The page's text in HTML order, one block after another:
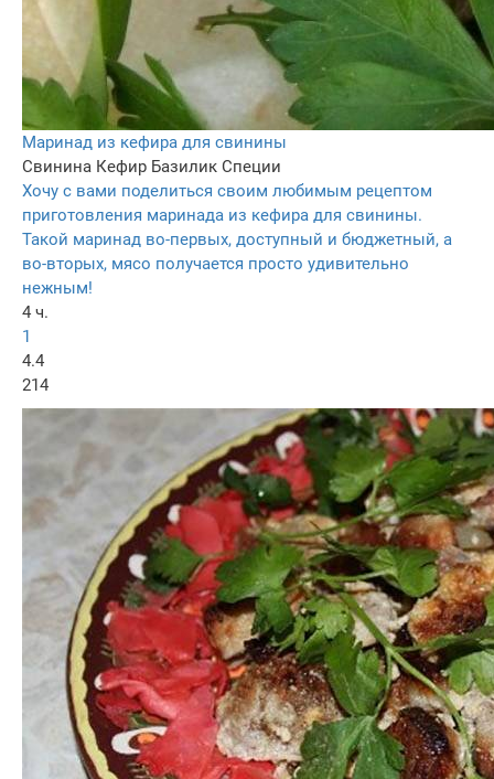
Маринад из кефира для свинины
Свинина Кефир Базилик Специи
Хочу с вами поделиться своим любимым рецептом
приготовления маринада из кефира для свинины.
Такой маринад во-первых, доступный и бюджетный, а
во-вторых, мясо получается просто удивительно
нежным!
4 ч.
1
4.4
214